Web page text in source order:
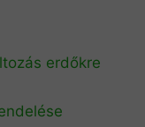
erdőkre